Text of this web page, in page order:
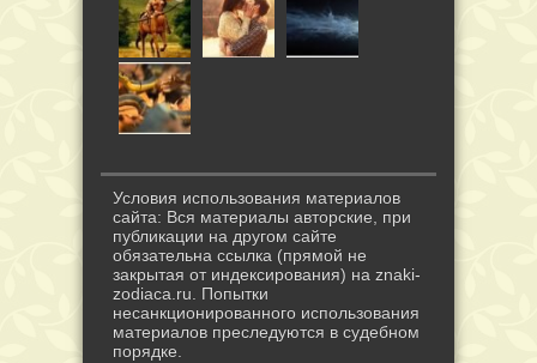
Условия использования материалов
сайта: Вся материалы авторские, при
публикации на другом сайте
обязательна ссылка (прямой не
закрытая от индексирования) на znaki-
zodiaca.ru. Попытки
несанкционированного использования
материалов преследуются в судебном
порядке.